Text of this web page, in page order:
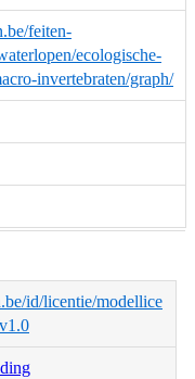
feiten-
ecologische-
invertebraten/graph/
id/licentie/modellice